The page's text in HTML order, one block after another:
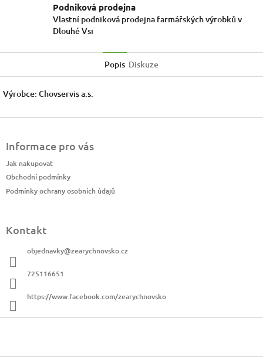
Podniková prodejna
Vlastní podniková prodejna farmářských výrobků v
Dlouhé Vsi
Popis Diskuze
Výrobce: Chovservis a.s.
Informace pro vás
Jak nakupovat
Obchodní podmínky
Podmínky ochrany osobních údajů
Kontakt
objednavky@zearychnovsko.cz
725116651
https://www.facebook.com/zearychnovsko